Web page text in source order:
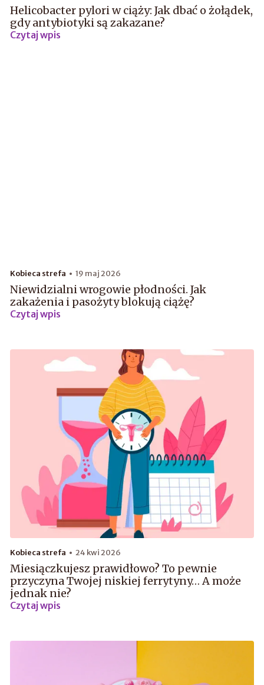
Helicobacter pylori w ciąży: Jak dbać o żołądek,
gdy antybiotyki są zakazane?
Czytaj wpis
Kobieca strefa 19 maj 2026
Niewidzialni wrogowie płodności. Jak
zakażenia i pasożyty blokują ciążę?
Czytaj wpis
Kobieca strefa 24 kwi 2026
Miesiączkujesz prawidłowo? To pewnie
przyczyna Twojej niskiej ferrytyny… A może
jednak nie?
Czytaj wpis